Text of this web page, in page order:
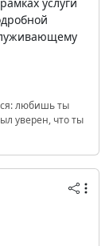
любишь ты
уверен, что ты